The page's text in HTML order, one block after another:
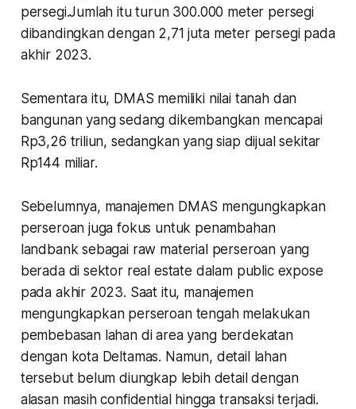
persegi.Jumlah itu turun 300.000 meter persegi
dibandingkan dengan 2,71 juta meter persegi pada
akhir 2023.
Sementara itu, DMAS memiliki nilai tanah dan
bangunan yang sedang dikembangkan mencapai
Rp3,26 triliun, sedangkan yang siap dijual sekitar
Rp144 miliar.
Sebelumnya, manajemen DMAS mengungkapkan
perseroan juga fokus untuk penambahan
landbank sebagai raw material perseroan yang
berada di sektor real estate dalam public expose
pada akhir 2023. Saat itu, manajemen
mengungkapkan perseroan tengah melakukan
pembebasan lahan di area yang berdekatan
dengan kota Deltamas. Namun, detail lahan
tersebut belum diungkap lebih detail dengan
alasan masih confidential hingga transaksi terjadi.